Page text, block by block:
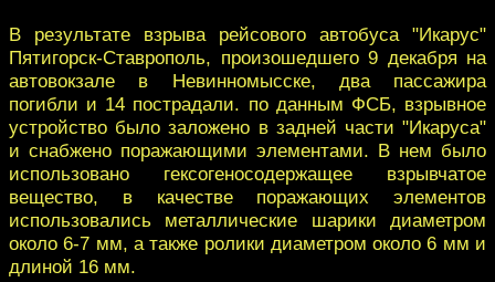
В результате взрыва рейсового автобуса "Икарус"
Пятигорск-Ставрополь, произошедшего 9 декабря на
автовокзале в Невинномысске, два пассажира
погибли и 14 пострадали. по данным ФСБ, взрывное
устройство было заложено в задней части "Икаруса"
и снабжено поражающими элементами. В нем было
использовано гексогеносодержащее взрывчатое
вещество, в качестве поражающих элементов
использовались металлические шарики диаметром
около 6-7 мм, а также ролики диаметром около 6 мм и
длиной 16 мм.